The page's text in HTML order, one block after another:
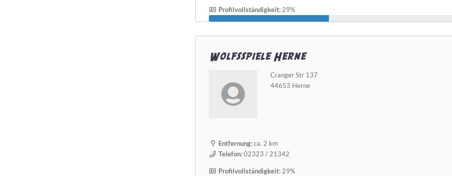
Profilvollständigkeit:29%
Wolfsspiele Herne
Cranger Str 137
44653 Herne
Entfernung:ca. 2 km
Telefon:02323 / 21342
Profilvollständigkeit:29%